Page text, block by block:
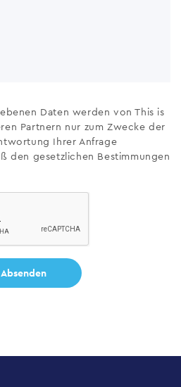
Daten werden von This is
Partnern nur zum Zwecke der
Ihrer Anfrage
den gesetzlichen Bestimmungen